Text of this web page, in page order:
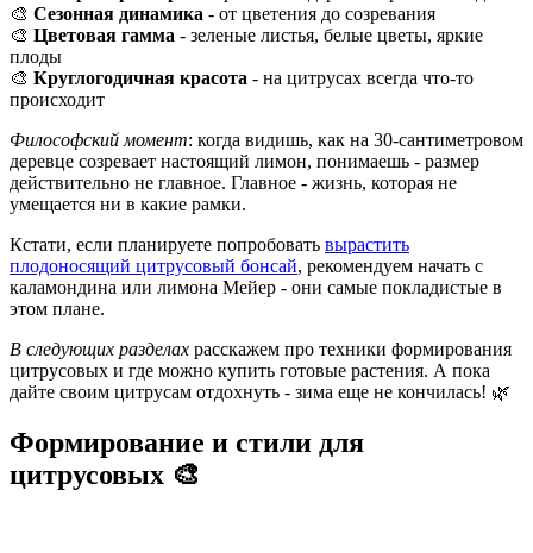
🎨 Сезонная динамика - от цветения до созревания
🎨 Цветовая гамма - зеленые листья, белые цветы, яркие
плоды
🎨 Круглогодичная красота - на цитрусах всегда что-то
происходит
Философский момент: когда видишь, как на 30-сантиметровом
деревце созревает настоящий лимон, понимаешь - размер
действительно не главное. Главное - жизнь, которая не
умещается ни в какие рамки.
Кстати, если планируете попробовать вырастить
плодоносящий цитрусовый бонсай, рекомендуем начать с
каламондина или лимона Мейер - они самые покладистые в
этом плане.
В следующих разделах расскажем про техники формирования
цитрусовых и где можно купить готовые растения. А пока
дайте своим цитрусам отдохнуть - зима еще не кончилась! 🌿
Формирование и стили для
цитрусовых 🎨